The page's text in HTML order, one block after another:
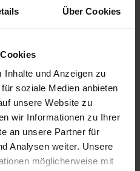
Über Cookies
und Anzeigen zu
soziale Medien anbieten
unsere Website zu
wir Informationen zu Ihrer
an unsere Partner für
Analysen weiter. Unsere
möglicherweise mit
ca. 10 Werktage
ca. 3 - 5 Werktage